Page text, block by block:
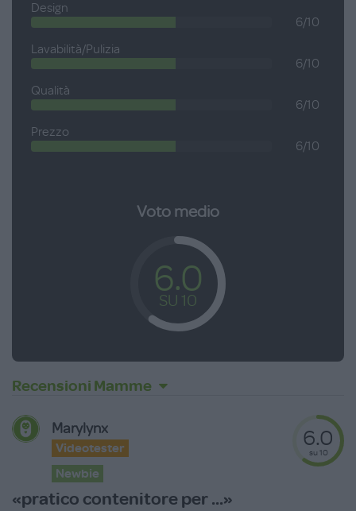
Design
6/10
Lavabilità/Pulizia
6/10
Qualità
6/10
Prezzo
6/10
Voto medio
6.0
SU 10
Recensioni Mamme
Marylynx
Videotester
Newbie
«pratico contenitore per ...»
6.0
su 10